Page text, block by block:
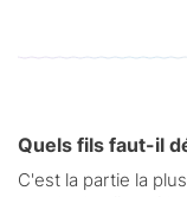
Quels fils faut-il
C'est la partie la